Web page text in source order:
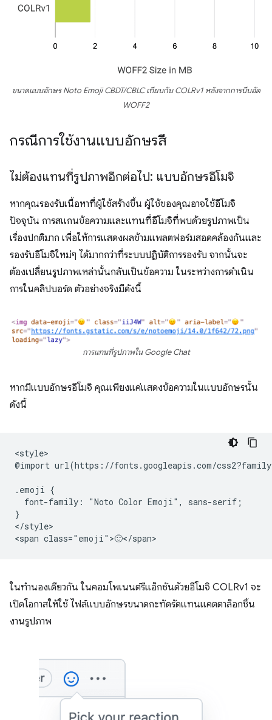
ขนาดแบบอักษร Noto Emoji CBDT/CBLC เทียบกับ COLRv1 หลังจากการบีบอัด
WOFF2
กรณีการใช้งานแบบอักษรสี
ไม่ต้องแทนที่รูปภาพอีกต่อไป: แบบอักษรอีโมจิ
หากคุณรองรับเนื้อหาที่ผู้ใช้สร้างขึ้น ผู้ใช้ของคุณอาจใช้อีโมจิ
ปัจจุบัน การสแกนข้อความและแทนที่อีโมจิที่พบด้วยรูปภาพเป็น
เรื่องปกติมาก เพื่อให้การแสดงผลข้ามแพลตฟอร์มสอดคล้องกันและ
รองรับอีโมจิใหม่ๆ ได้มากกว่าที่ระบบปฏิบัติการรองรับ จากนั้นจะ
ต้องเปลี่ยนรูปภาพเหล่านั้นกลับเป็นข้อความ ในระหว่างการดำเนิน
การในคลิปบอร์ด ตัวอย่างจริงมีดังนี้
การแทนที่รูปภาพใน Google Chat
หากมีแบบอักษรอีโมจิ คุณเพียงแค่แสดงข้อความในแบบอักษรนั้น
ดังนี้
<style>
@import url(https://fonts.googleapis.com/
.emoji {
  font-family: "Noto Color Emoji", sans-serif;
}
</style>
ในทำนองเดียวกัน ในคอมโพเนนต์รีแอ็กชันด้วยอีโมจิ COLRv1 จะ
เปิดโอกาสให้ใช้ ไฟล์แบบอักษรขนาดกะทัดรัดแทนแคตตาล็อกชิ้น
งานรูปภาพ